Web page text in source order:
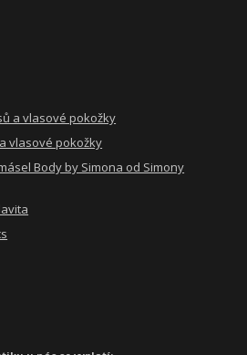
a vlasové pokožky
vlasové pokožky
Body by Simona od Simony